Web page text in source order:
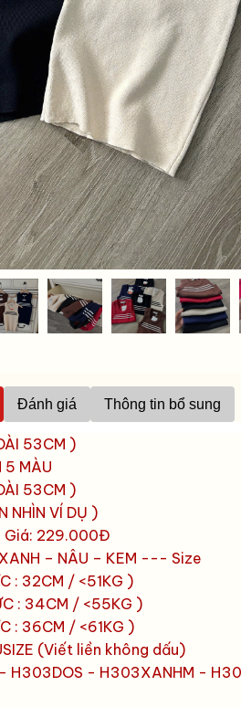
Đánh giá Thông tin bổ sung
53CM )
5 MÀU
53CM )
NHÌN VÍ DỤ )
229.000Đ
– NÂU – KEM --- Size
: 32CM / <51KG )
: 34CM / <55KG )
: 36CM / <61KG )
(Viết liền không dấu)
H303DOS - H303XANHM -